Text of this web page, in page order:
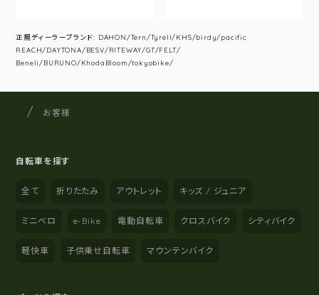
正規ディーラーブランド: DAHON/Tern/Tyrell/KHS/birdy/pacific
REACH/DAYTONA/BESV/RITEWAY/GT/FELT/
Beneli/BURUNO/KhodaBloom/tokyobike/
サイト内の現在地
サイクルショップナカゴヤ
お客様
自転車を探す
全て 折りたたみ アウトレット キッズ / ジュニア
ミニベロ e-Bike 電動自転車 クロスバイク シティバイク
軽快車 子供乗せ自転車 マウンテンバイク